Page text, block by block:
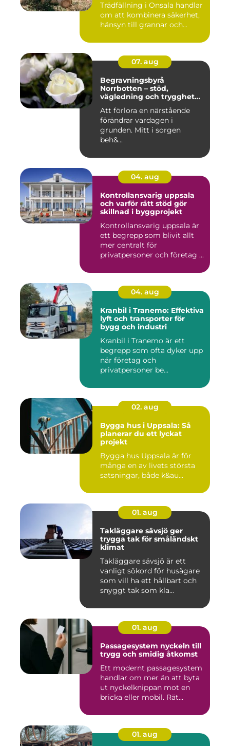
Trädfällning i Onsala handlar
om att kombinera säkerhet,
hänsyn till grannar och...
07. aug
Begravningsbyrå
Norrbotten – stöd,
vägledning och trygghet
Att förlora en närstående
förändrar vardagen i
grunden. Mitt i sorgen
beh&...
04. aug
Kontrollansvarig uppsala
och varför rätt stöd gör
skillnad i byggprojekt
Kontrollansvarig uppsala är
ett begrepp som blivit allt
mer centralt för
privatpersoner och företag ...
04. aug
Kranbil i Tranemo: Effektiva
lyft och transporter för
bygg och industri
Kranbil i Tranemo är ett
begrepp som ofta dyker upp
när företag och
privatpersoner be...
02. aug
Bygga hus i Uppsala: Så
planerar du ett lyckat
projekt
Bygga hus Uppsala är för
många en av livets största
satsningar, både k&au...
01. aug
Takläggare sävsjö ger
trygga tak för småländskt
klimat
Takläggare sävsjö är ett
vanligt sökord för husägare
som vill ha ett hållbart och
snyggt tak som kla...
01. aug
Passagesystem nyckeln till
trygg och smidig åtkomst
Ett modernt passagesystem
handlar om mer än att byta
ut nyckelknippan mot en
bricka eller mobil. Rät...
01. aug